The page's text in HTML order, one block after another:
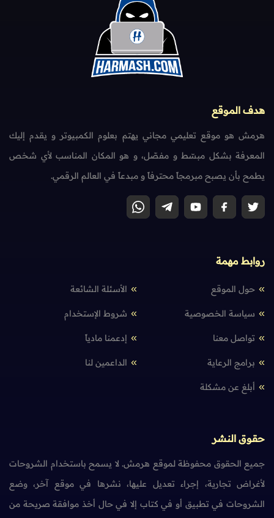
هدف الموقع
هرمش هو موقع تعليمي مجاني يهتم بعلوم الكمبيوتر و يقدم إليك
المعرفة بشكل مبسّط و مفصّل، و هو المكان المناسب لأي شخص
يطمح بأن يصبح مبرمجاً محترفاً و مبدعاً في العالم الرقمي.
روابط مهمة
حول الموقع الأسئلة الشائعة
سياسة الخصوصية شروط الإستخدام
تواصل معنا إدعمنا مادياً
برامج الرعاية الداعمين لنا
أبلغ عن مشكلة
حقوق النشر
جميع الحقوق محفوظة لموقع هرمش. لا يسمح باستخدام الشروحات
لأغراض تجارية، إجراء تعديل عليها، نشرها في موقع آخر، وضع
الشروحات في تطبيق أو في كتاب إلا في حال أخذ موافقة صريحة من